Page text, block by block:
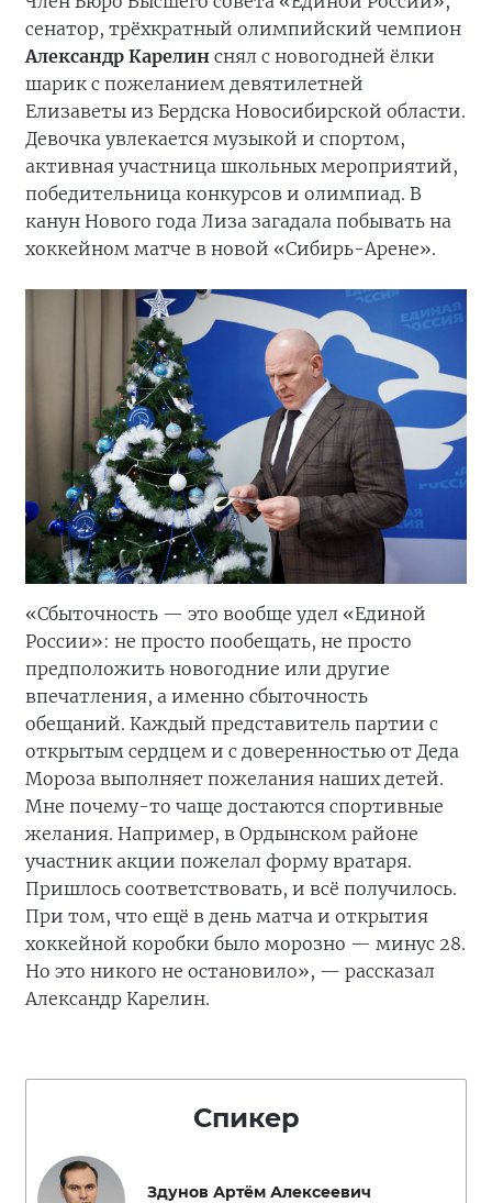
сенатор, трёхкратный олимпийский чемпион
Александр Карелин снял с новогодней ёлки
шарик с пожеланием девятилетней
Елизаветы из Бердска Новосибирской области.
Девочка увлекается музыкой и спортом,
активная участница школьных мероприятий,
победительница конкурсов и олимпиад. В
канун Нового года Лиза загадала побывать на
хоккейном матче в новой «Сибирь-Арене».
«Сбыточность — это вообще удел «Единой
России»: не просто пообещать, не просто
предположить новогодние или другие
впечатления, а именно сбыточность
обещаний. Каждый представитель партии с
открытым сердцем и с доверенностью от Деда
Мороза выполняет пожелания наших детей.
Мне почему-то чаще достаются спортивные
желания. Например, в Ордынском районе
участник акции пожелал форму вратаря.
Пришлось соответствовать, и всё получилось.
При том, что ещё в день матча и открытия
хоккейной коробки было морозно — минус 28.
Но это никого не остановило», — рассказал
Александр Карелин.
Спикер
Здунов Артём Алексеевич